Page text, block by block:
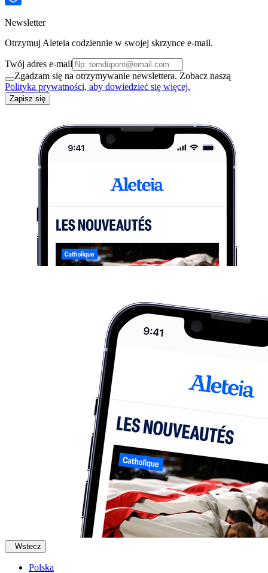
Newsletter
Otrzymuj Aleteia codziennie w swojej skrzynce e-mail.
Twój adres e-mail
Zgadzam się na otrzymywanie newslettera. Zobacz naszą
Polityka prywatności, aby dowiedzieć się więcej.
Zapisz się
Wstecz
Polska